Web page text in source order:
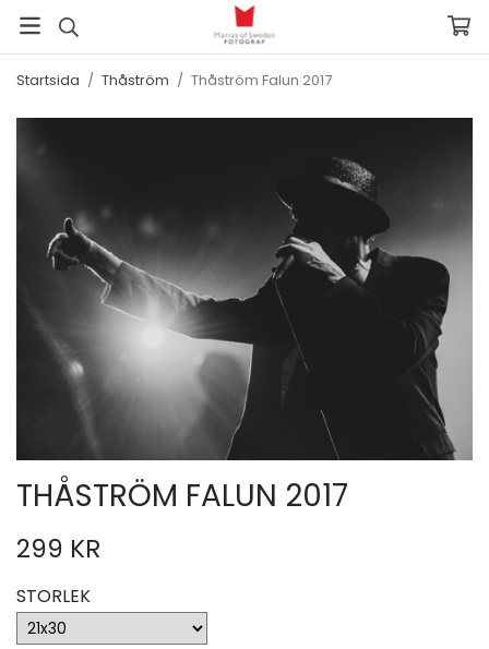
Startsida / Thåström / Thåström Falun 2017
THÅSTRÖM FALUN 2017
299 KR
STORLEK